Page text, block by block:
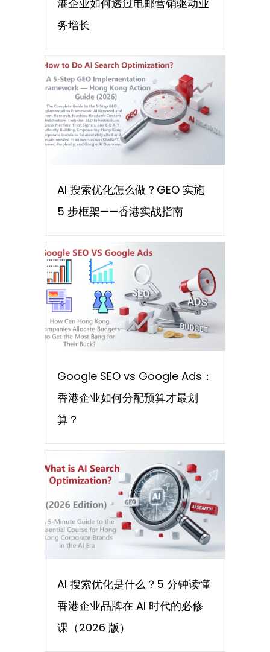
港企业如何透过电邮营销驱动业
务增长
AI 搜索优化怎么做？GEO 实施
5 步框架——香港实战指南
Google SEO vs Google Ads：
香港企业如何分配预算才最划
算？
AI 搜索优化是什么？5 分钟读懂
香港企业品牌在 AI 时代的必修
课（2026 版）